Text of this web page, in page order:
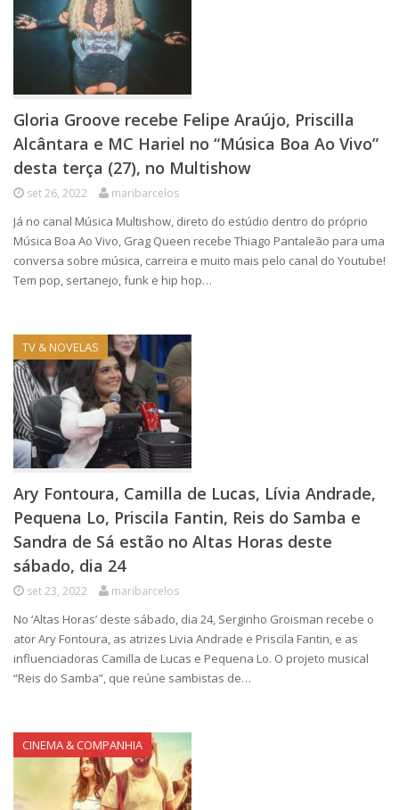
Gloria Groove recebe Felipe Araújo, Priscilla
Alcântara e MC Hariel no “Música Boa Ao Vivo”
desta terça (27), no Multishow
set 26, 2022 maribarcelos
Já no canal Música Multishow, direto do estúdio dentro do próprio
Música Boa Ao Vivo, Grag Queen recebe Thiago Pantaleão para uma
conversa sobre música, carreira e muito mais pelo canal do Youtube!
Tem pop, sertanejo, funk e hip hop…
TV & NOVELAS
Ary Fontoura, Camilla de Lucas, Lívia Andrade,
Pequena Lo, Priscila Fantin, Reis do Samba e
Sandra de Sá estão no Altas Horas deste
sábado, dia 24
set 23, 2022 maribarcelos
No ‘Altas Horas’ deste sábado, dia 24, Serginho Groisman recebe o
ator Ary Fontoura, as atrizes Livia Andrade e Priscila Fantin, e as
influenciadoras Camilla de Lucas e Pequena Lo. O projeto musical
“Reis do Samba”, que reúne sambistas de…
CINEMA & COMPANHIA